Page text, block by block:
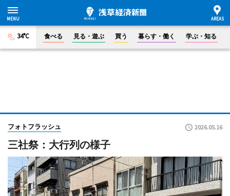
34°C 食べる 見る・遊ぶ 買う 暮らす・働く 学ぶ・知る
フォトフラッシュ 2026.05.16
三社祭：大行列の様子